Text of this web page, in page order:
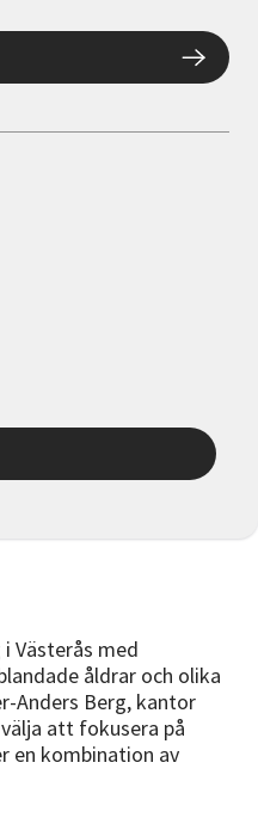
Västerås med
åldrar och olika
Anders Berg, kantor
att fokusera på
en kombination av